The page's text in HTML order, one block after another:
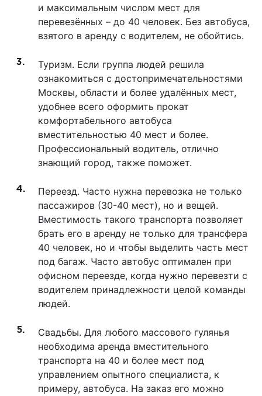
и максимальным числом мест для
перевезённых – до 40 человек. Без автобуса,
взятого в аренду с водителем, не обойтись.
Туризм. Если группа людей решила
ознакомиться с достопримечательностями
Москвы, области и более удалённых мест,
удобнее всего оформить прокат
комфортабельного автобуса
вместительностью 40 мест и более.
Профессиональный водитель, отлично
знающий город, также поможет.
Переезд. Часто нужна перевозка не только
пассажиров (30-40 мест), но и вещей.
Вместимость такого транспорта позволяет
брать его в аренду не только для трансфера
40 человек, но и чтобы выделить часть мест
под багаж. Часто автобус оптимален при
офисном переезде, когда нужно перевезти с
водителем принадлежности целой команды
людей.
Свадьбы. Для любого массового гулянья
необходима аренда вместительного
транспорта на 40 и более мест под
управлением опытного специалиста, к
примеру, автобуса. На заказ его можно